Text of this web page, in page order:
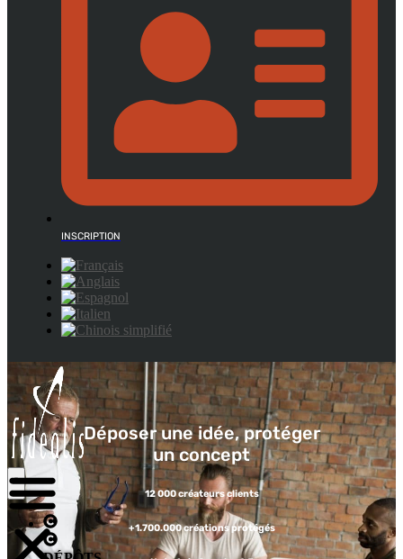
INSCRIPTION
Déposer une idée, protéger
un concept
12 000 créateurs clients
+1.700.000 créations protégés